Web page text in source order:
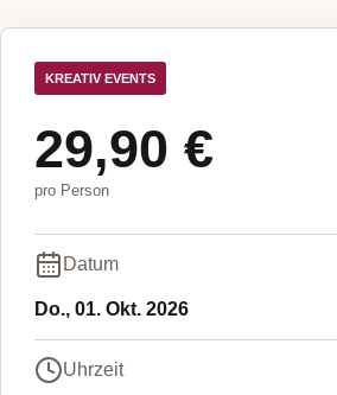
KREATIV EVENTS
29,90 €
pro Person
Datum
Do., 01. Okt. 2026
Uhrzeit